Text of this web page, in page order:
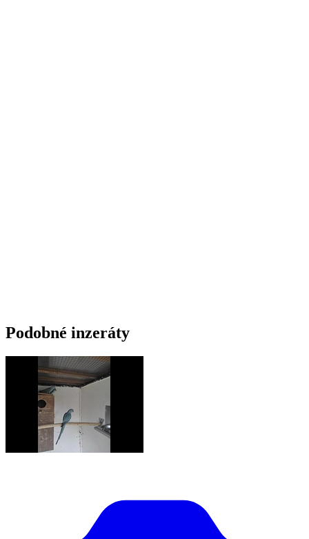
Podobné inzeráty